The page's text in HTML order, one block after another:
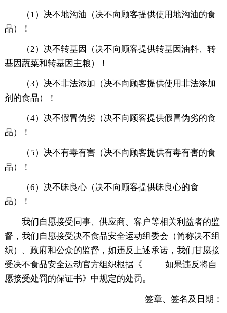
（1）决不地沟油（决不向顾客提供使用地沟油的食
品）！
（2）决不转基因（决不向顾客提供转基因油料、转
基因蔬菜和转基因主粮）！
（3）决不非法添加（决不向顾客提供使用非法添加
剂的食品）！
（4）决不假冒伪劣（决不向顾客提供假冒伪劣的食
品）！
（5）决不有毒有害（决不向顾客提供有毒有害的食
品）！
（6）决不昧良心（决不向顾客提供昧良心的食
品）！
我们自愿接受同事、供应商、客户等相关利益者的监
督，我们自愿接受决不食品安全运动组委会（简称决不组
织）、政府和公众的监督，如违反上述承诺，我们甘愿接
受决不食品安全运动官方组织根据《_____如果违反将自
愿接受处罚的保证书》中规定的处罚。
签章、签名及日期：